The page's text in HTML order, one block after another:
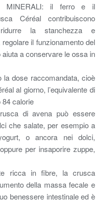
MINERALI: il ferro e il
Céréal contribuiscono
la stanchezza e
il funzionamento del
a conservare le ossa in
dose raccomandata, cioè
al giorno, l’equivalente di
calorie
di avena può essere
che salate, per esempio a
o ancora nei dolci,
per insaporire zuppe,
ricca in fibre, la crusca
della massa fecale e
benessere intestinale ed è